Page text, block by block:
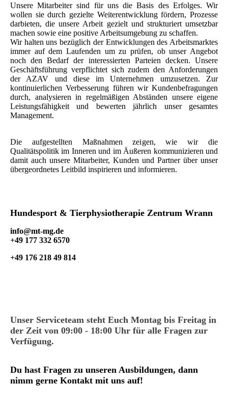
Unsere Mitarbeiter sind für uns die Basis des Erfolges. Wir
wollen sie durch gezielte Weiterentwicklung fördern, Prozesse
darbieten, die unsere Arbeit gezielt und strukturiert umsetzbar
machen sowie eine positive Arbeitsumgebung zu schaffen.
Wir halten uns bezüglich der Entwicklungen des Arbeitsmarktes
immer auf dem Laufenden um zu prüfen, ob unser Angebot
noch den Bedarf der interessierten Parteien decken. Unsere
Geschäftsführung verpflichtet sich zudem den Anforderungen
der AZAV und diese im Unternehmen umzusetzen. Zur
kontinuierlichen Verbesserung führen wir Kundenbefragungen
durch, analysieren in regelmäßigen Abständen unsere eigene
Leistungsfähigkeit und bewerten jährlich unser gesamtes
Management.
Die aufgestellten Maßnahmen zeigen, wie wir die
Qualitätspolitik im Inneren und im Äußeren kommunizieren und
damit auch unsere Mitarbeiter, Kunden und Partner über unser
übergeordnetes Leitbild inspirieren und informieren.
Hundesport & Tierphysiotherapie Zentrum Wrann
info@mt-mg.de
+49 177 332 6570
+49 176 218 49 814
Unser Serviceteam steht Euch Montag bis Freitag in
der Zeit von 09:00 - 18:00 Uhr für alle Fragen zur
Verfügung.
Du hast Fragen zu unseren Ausbildungen, dann
nimm gerne Kontakt mit uns auf!